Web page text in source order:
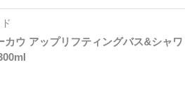
カウ アップリフティングバス&シャワ